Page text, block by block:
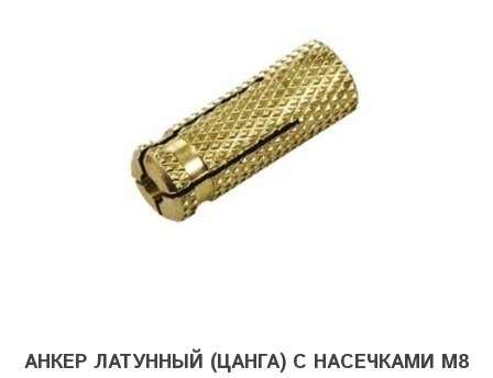
АНКЕР ЛАТУННЫЙ (ЦАНГА) С НАСЕЧКАМИ М8